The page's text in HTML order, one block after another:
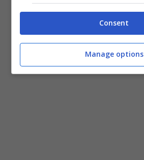
Consent
Manage options